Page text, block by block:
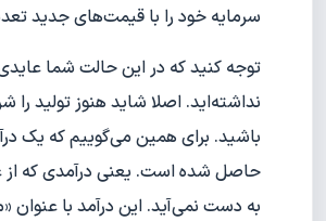
سرمایه خود را با قیمت‌های جدید
نداشته‌اید. اصلا شاید هنوز تولید را
باشید. برای همین می‌گوییم که یک
حاصل شده است. یعنی درآمدی که از
به دست نمی‌آید. این درآمد با عنوان